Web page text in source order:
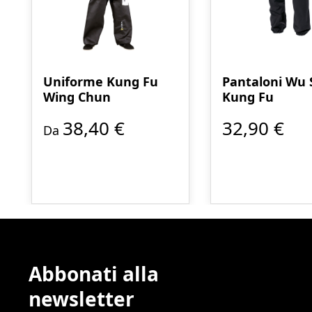
Uniforme Kung Fu
Wing Chun
Da 38,40 €
Pantaloni Wu
Kung Fu
32,90 €
Abbonati alla
newsletter